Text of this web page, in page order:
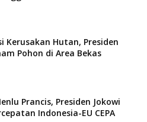
Kerusakan Hutan, Presiden
Pohon di Area Bekas
Prancis, Presiden Jokowi
Indonesia-EU CEPA